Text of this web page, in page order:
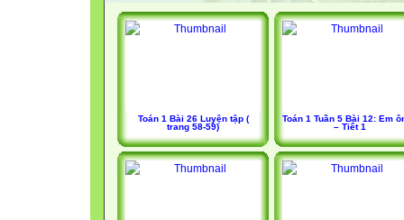
Toán 1 Bài 26 Luyện tập (
trang 58-59)
Toán 1 Tuần 5 Bài 12: Em
– Tiết 1